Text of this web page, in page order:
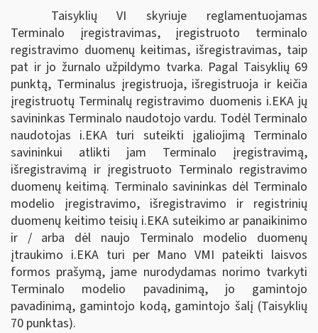
Taisyklių VI skyriuje reglamentuojamas
Terminalo įregistravimas, įregistruoto terminalo
registravimo duomenų keitimas, išregistravimas, taip
pat ir jo žurnalo užpildymo tvarka. Pagal Taisyklių 69
punktą, Terminalus įregistruoja, išregistruoja ir keičia
įregistruotų Terminalų registravimo duomenis i.EKA jų
savininkas Terminalo naudotojo vardu. Todėl Terminalo
naudotojas i.EKA turi suteikti įgaliojimą Terminalo
savininkui atlikti jam Terminalo įregistravimą,
išregistravimą ir įregistruoto Terminalo registravimo
duomenų keitimą. Terminalo savininkas dėl Terminalo
modelio įregistravimo, išregistravimo ir registrinių
duomenų keitimo teisių i.EKA suteikimo ar panaikinimo
ir / arba dėl naujo Terminalo modelio duomenų
įtraukimo i.EKA turi per Mano VMI pateikti laisvos
formos prašymą, jame nurodydamas norimo tvarkyti
Terminalo modelio pavadinimą, jo gamintojo
pavadinimą, gamintojo kodą, gamintojo šalį (Taisyklių
70 punktas).